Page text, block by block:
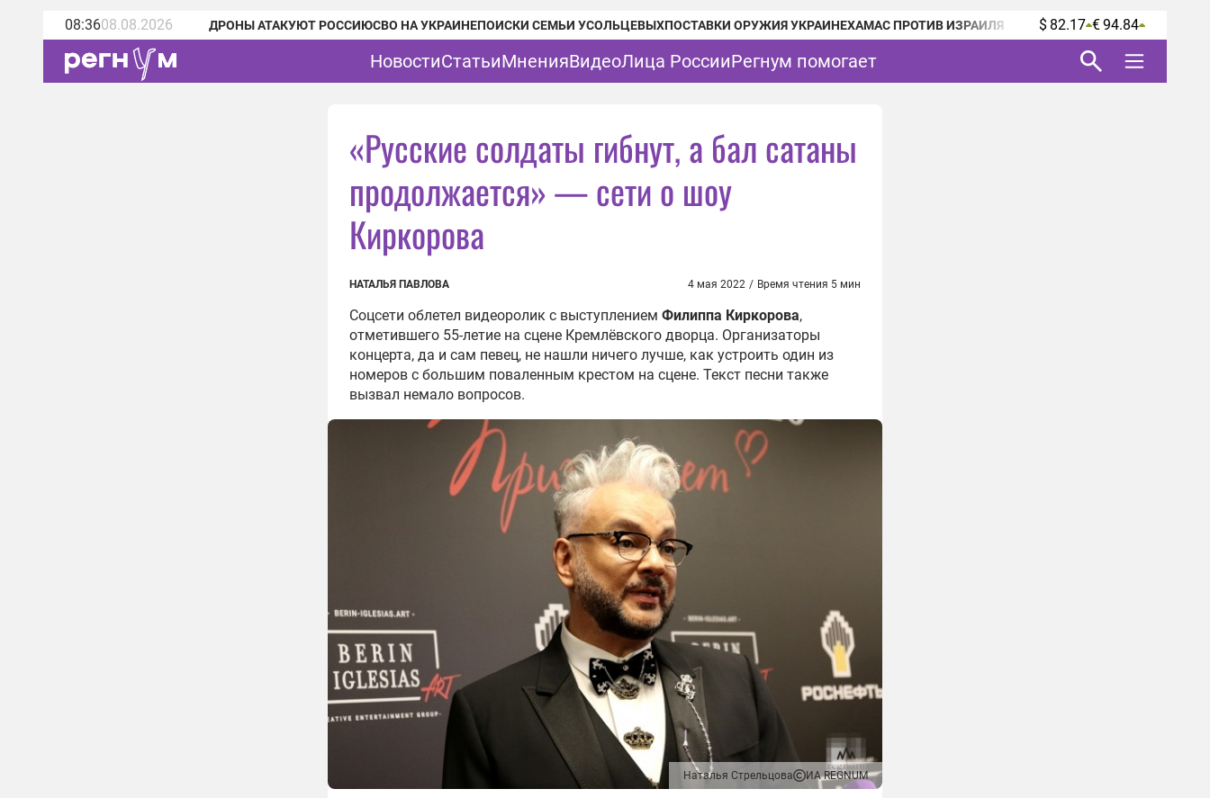
08:3608.08.2026 ДРОНЫ АТАКУЮТ РОССИЮСВО НА УКРАИНЕПОИСКИ СЕМЬИ УСОЛЬЦЕВЫХПОСТАВКИ ОРУЖИЯ УКРАИНЕХАМАС ПРОТИВ ИЗРАИЛЯ $ 82.17 € 94.84
НовостиСтатьиМненияВидеоЛица РоссииРегнум помогает
«Русские солдаты гибнут, а бал сатаны
продолжается» — сети о шоу
Киркорова
НАТАЛЬЯ ПАВЛОВА 4 мая 2022 / Время чтения 5 мин
Соцсети облетел видеоролик с выступлением Филиппа Киркорова,
отметившего 55-летие на сцене Кремлёвского дворца. Организаторы
концерта, да и сам певец, не нашли ничего лучше, как устроить один из
номеров с большим поваленным крестом на сцене. Текст песни также
вызвал немало вопросов.
Наталья Стрельцова ИА REGNUM